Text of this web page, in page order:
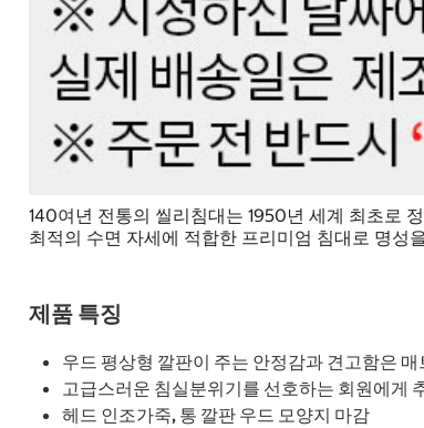
140여년 전통의 씰리침대는 1950년 세계 최초로
최적의 수면 자세에 적합한 프리미엄 침대로 명성
제품 특징
우드 평상형 깔판이 주는 안정감과 견고함은
고급스러운 침실분위기를 선호하는 회원에게
헤드 인조가죽, 통 깔판 우드 모양지 마감